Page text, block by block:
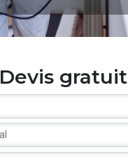
Devis gratuit